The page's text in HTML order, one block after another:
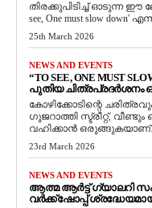
തിരക്കുപിടിച്ച് ഓടുന്ന ഈ
see, One must slow down'
25th March 2026
NEWS AND EVENTS
“TO SEE, ONE MUST
പുതിയ ചിത്രപ്രദർശനം
കോഴിക്കോടിന്റെ
ഗുജറാത്തി സ്ട്രീറ്റ്,
വഹിക്കാൻ ഒരുങ്ങുകയാണ്.
23rd March 2026
NEWS AND EVENTS
ആത്മ ആർട്ട് ഗ്യാലറി
വർക്ക്‌ഷോപ്പ്